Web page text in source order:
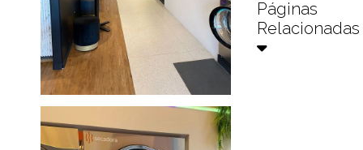
Páginas
Relacionadas